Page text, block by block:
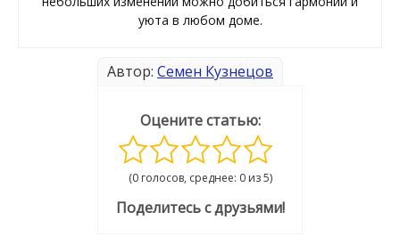
уюта в любом доме.
Автор: Семен Кузнецов
Оцените статью:
(0 голосов, среднее: 0 из 5)
Поделитесь с друзьями!